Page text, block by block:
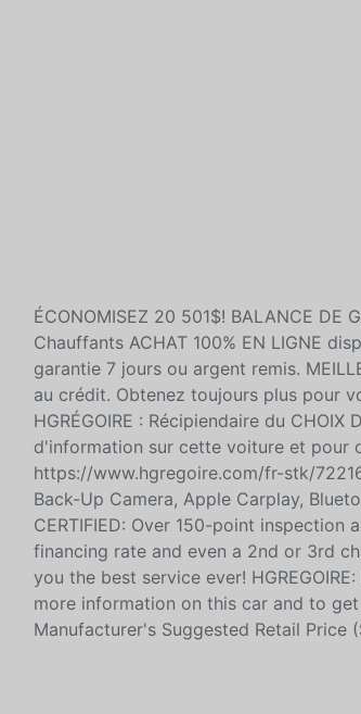
ÉCONOMISEZ 20 501$! BALANCE DE
Chauffants ACHAT 100% EN LIGNE
garantie 7 jours ou argent remis.
au crédit. Obtenez toujours plus pour
HGRÉGOIRE : Récipiendaire du CHOIX
d'information sur cette voiture et pour
https://www.hgregoire.com/fr-stk/
Back-Up Camera, Apple Carplay,
CERTIFIED: Over 150-point inspection
financing rate and even a 2nd or 3rd
you the best service ever!
more information on this car and to
Manufacturer's Suggested Retail Price